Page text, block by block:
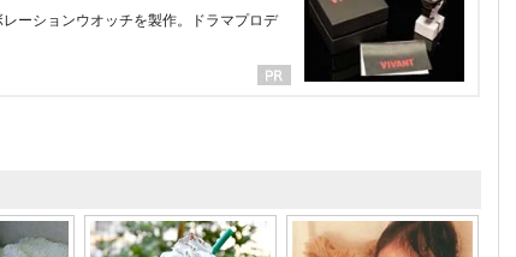
ーションウオッチを製作。ドラマプロデ